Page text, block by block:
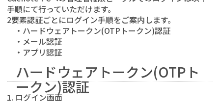
手順にて行っていただけます。
2要素認証ごとにログイン手順をご案内します。
・ハードウェアトークン(OTPトークン)認証
・メール認証
・アプリ認証
ハードウェアトークン(OTPト
ークン)認証
1. ログイン画面